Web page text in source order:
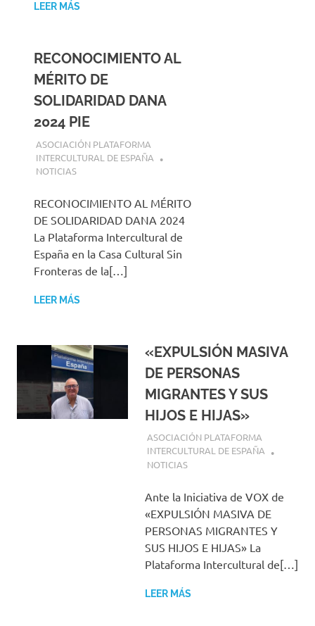
LEER MÁS
RECONOCIMIENTO AL
MÉRITO DE
SOLIDARIDAD DANA
2024 PIE
18 JULIO, 2025
ASOCIACIÓN PLATAFORMA
INTERCULTURAL DE ESPAÑA
NOTICIAS
RECONOCIMIENTO AL MÉRITO
DE SOLIDARIDAD DANA 2024
La Plataforma Intercultural de
España en la Casa Cultural Sin
Fronteras de la[…]
LEER MÁS
«EXPULSIÓN MASIVA
DE PERSONAS
MIGRANTES Y SUS
HIJOS E HIJAS»
10 JULIO, 2025
ASOCIACIÓN PLATAFORMA
INTERCULTURAL DE ESPAÑA
NOTICIAS
Ante la Iniciativa de VOX de
«EXPULSIÓN MASIVA DE
PERSONAS MIGRANTES Y
SUS HIJOS E HIJAS» La
Plataforma Intercultural de[…]
LEER MÁS